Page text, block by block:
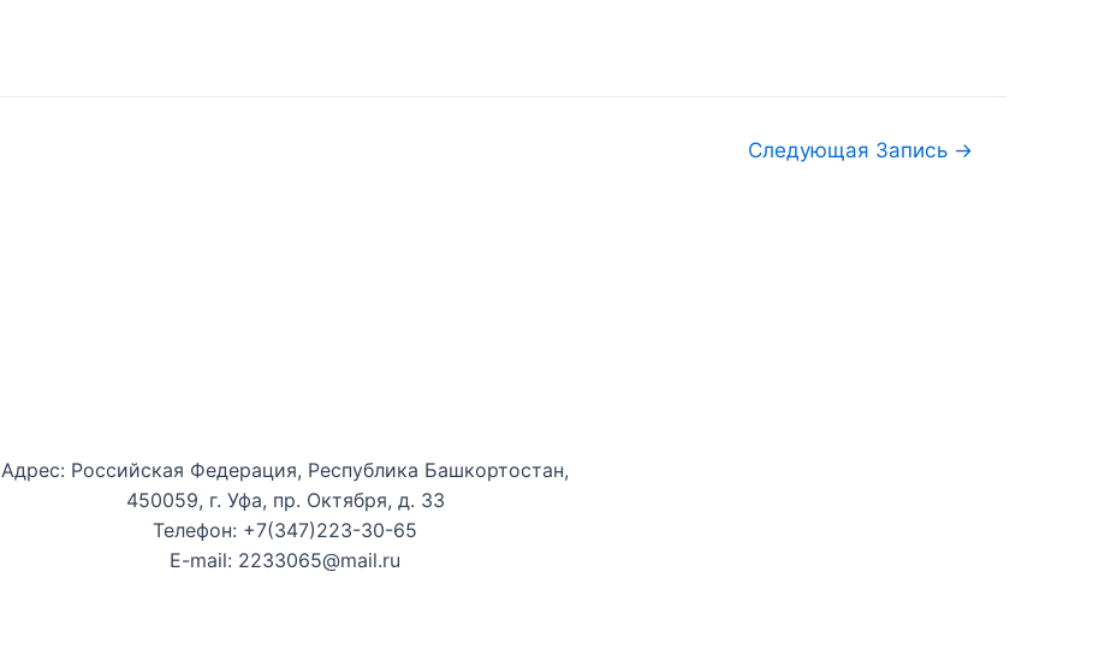
Следующая Запись →
Адрес: Российская Федерация, Республика Башкортостан,
450059, г. Уфа, пр. Октября, д. 33
Телефон: +7(347)223-30-65
E-mail: 2233065@mail.ru